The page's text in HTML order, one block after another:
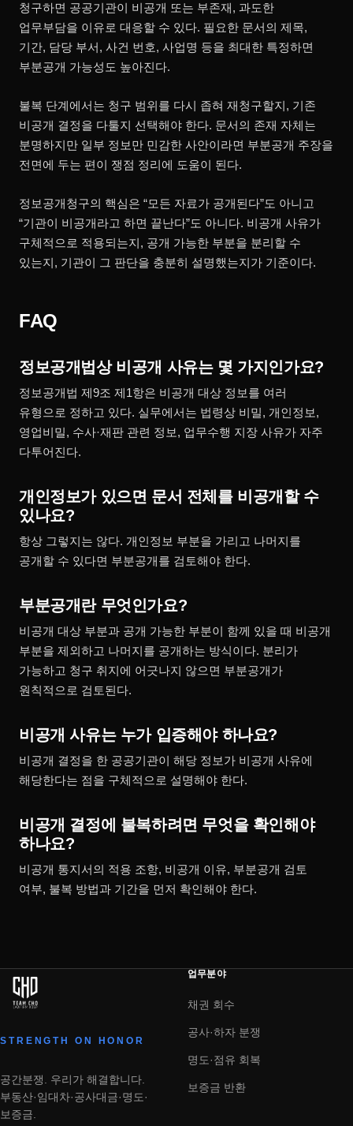
청구하면 공공기관이 비공개 또는 부존재, 과도한
업무부담을 이유로 대응할 수 있다. 필요한 문서의 제목,
기간, 담당 부서, 사건 번호, 사업명 등을 최대한 특정하면
부분공개 가능성도 높아진다.
불복 단계에서는 청구 범위를 다시 좁혀 재청구할지, 기존
비공개 결정을 다툴지 선택해야 한다. 문서의 존재 자체는
분명하지만 일부 정보만 민감한 사안이라면 부분공개 주장을
전면에 두는 편이 쟁점 정리에 도움이 된다.
정보공개청구의 핵심은 “모든 자료가 공개된다”도 아니고
“기관이 비공개라고 하면 끝난다”도 아니다. 비공개 사유가
구체적으로 적용되는지, 공개 가능한 부분을 분리할 수
있는지, 기관이 그 판단을 충분히 설명했는지가 기준이다.
FAQ
정보공개법상 비공개 사유는 몇 가지인가요?
정보공개법 제9조 제1항은 비공개 대상 정보를 여러
유형으로 정하고 있다. 실무에서는 법령상 비밀, 개인정보,
영업비밀, 수사·재판 관련 정보, 업무수행 지장 사유가 자주
다투어진다.
개인정보가 있으면 문서 전체를 비공개할 수
있나요?
항상 그렇지는 않다. 개인정보 부분을 가리고 나머지를
공개할 수 있다면 부분공개를 검토해야 한다.
부분공개란 무엇인가요?
비공개 대상 부분과 공개 가능한 부분이 함께 있을 때 비공개
부분을 제외하고 나머지를 공개하는 방식이다. 분리가
가능하고 청구 취지에 어긋나지 않으면 부분공개가
원칙적으로 검토된다.
비공개 사유는 누가 입증해야 하나요?
비공개 결정을 한 공공기관이 해당 정보가 비공개 사유에
해당한다는 점을 구체적으로 설명해야 한다.
비공개 결정에 불복하려면 무엇을 확인해야
하나요?
비공개 통지서의 적용 조항, 비공개 이유, 부분공개 검토
여부, 불복 방법과 기간을 먼저 확인해야 한다.
STRENGTH ON HONOR
공간분쟁. 우리가 해결합니다.
부동산·임대차·공사대금·명도·
보증금.
업무분야
채권 회수
공사·하자 분쟁
명도·점유 회복
보증금 반환